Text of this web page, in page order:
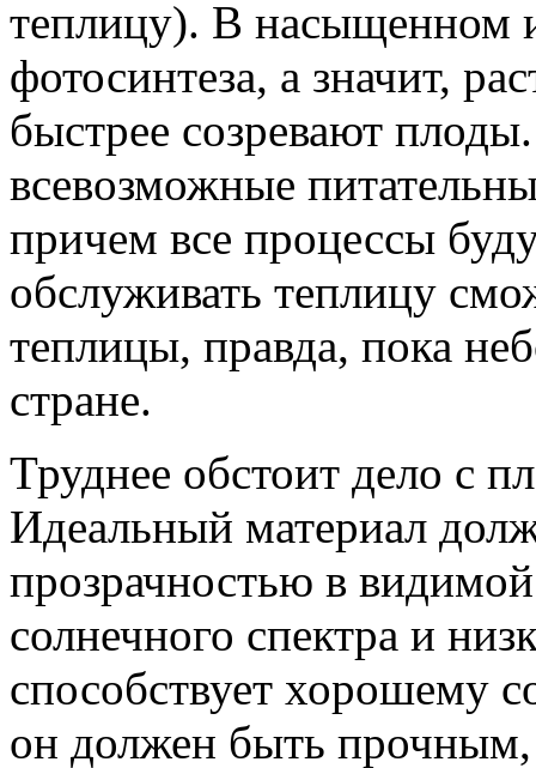
теплицу). В насыщенном
фотосинтеза, а значит,
быстрее созревают
всевозможные
причем все процессы
обслуживать теплицу
теплицы, правда, пока
стране.
Труднее обстоит дело с
Идеальный материал
прозрачностью в
солнечного спектра и
способствует хорошему
он должен быть